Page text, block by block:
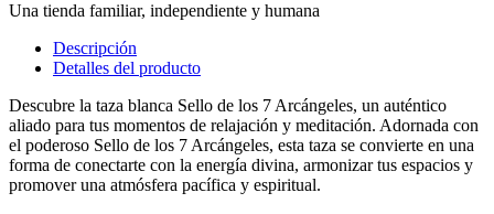
Una tienda familiar, independiente y humana
Descripción
Detalles del producto
Descubre la taza blanca Sello de los 7 Arcángeles, un auténtico
aliado para tus momentos de relajación y meditación. Adornada con
el poderoso Sello de los 7 Arcángeles, esta taza se convierte en una
forma de conectarte con la energía divina, armonizar tus espacios y
promover una atmósfera pacífica y espiritual.